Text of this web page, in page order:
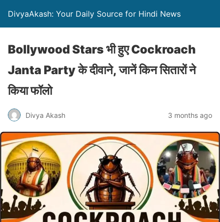
DivyaAkash: Your Daily Source for Hindi News
Bollywood Stars भी हुए Cockroach
Janta Party के दीवाने, जानें किन सितारों ने
किया फॉलो
Divya Akash 3 months ago